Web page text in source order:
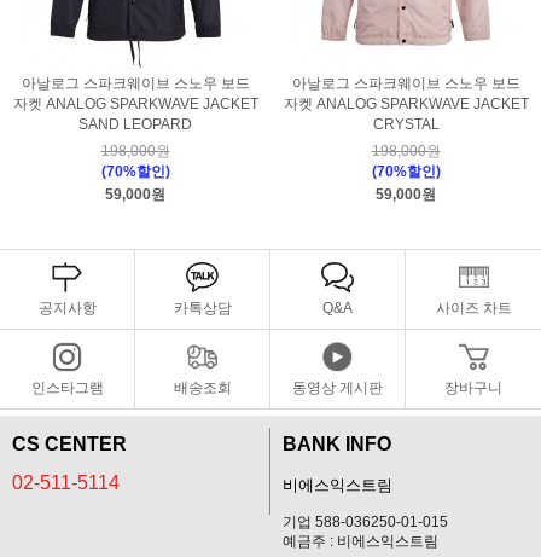
아날로그 스파크웨이브 스노우 보드
자켓 ANALOG SPARKWAVE JACKET
SAND LEOPARD
198,000원
(70%할인)
59,000원
아날로그 스파크웨이브 스노우 보드
자켓 ANALOG SPARKWAVE JACKET
CRYSTAL
198,000원
(70%할인)
59,000원
공지사항 카톡상담 Q&A 사이즈 차트
인스타그램 배송조회 동영상 게시판 장바구니
CS CENTER
02-511-5114
BANK INFO
비에스익스트림
기업 588-036250-01-015
예금주 : 비에스익스트림